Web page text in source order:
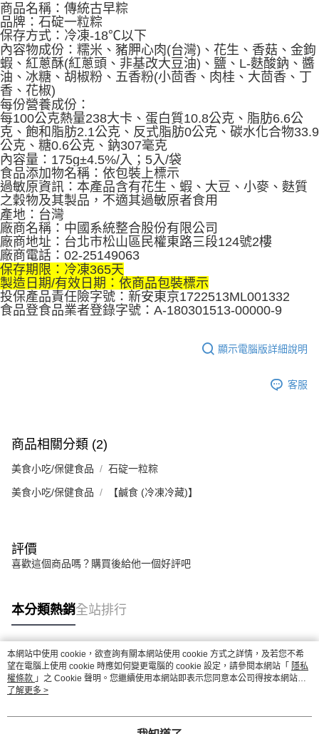
商品名稱：傳統古早粽
品牌：石碇一粒粽
保存方式：冷凍-18℃以下
內容物成份：糯米、豬胛心肉(台灣)、花生、香菇、金鉤
蝦、紅蔥酥(紅蔥頭、非基改大豆油)、鹽、L-麩酸鈉、醬
油、冰糖、胡椒粉、五香粉(小茴香、肉桂、大茴香、丁
香、花椒)
每份營養成份：
每100公克熱量238大卡、蛋白質10.8公克、脂肪6.6公
克、飽和脂肪2.1公克、反式脂肪0公克、碳水化合物33.9
公克、糖0.6公克、鈉307毫克
內容量：175g±4.5%/入；5入/袋
食品添加物名稱：依包裝上標示
過敏原資訊：本產品含有花生、蝦、大豆、小麥、麩質
之穀物及其製品，不適其過敏原者食用
產地：台灣
廠商名稱：中國系統整合股份有限公司
廠商地址：台北市松山區民權東路三段124號2樓
廠商電話：02-25149063
保存期限：冷凍365天
製造日期/有效日期：依商品包裝標示
投保產品責任險字號：新安東京1722513ML001332
食品登食品業者登錄字號：A-180301513-00000-9
顯示電腦版詳細說明
客服
商品相關分類 (2)
美食小吃/保健食品 石碇一粒粽
美食小吃/保健食品 【鹹食 (冷凍冷藏)】
評價
喜歡這個商品嗎？購買後給他一個好評吧
本分類熱銷全站排行
熱門標籤
本網站中使用 cookie，欲查詢有關本網站使用 cookie 方式之詳情，及若您不希
望在電腦上使用 cookie 時應如何變更電腦的 cookie 設定，請參閱本網站「 隱私
權條款 」之 Cookie 聲明。您繼續使用本網站即表示您同意本公司得按本網站使
用條款之 Cookie 聲明使用 cookie。
了解更多 >